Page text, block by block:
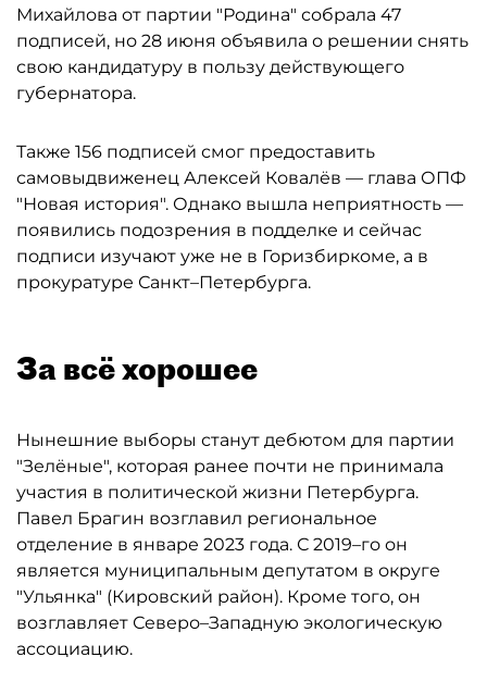
Михайлова от партии "Родина" собрала 47
подписей, но 28 июня объявила о решении снять
свою кандидатуру в пользу действующего
губернатора.
Также 156 подписей смог предоставить
самовыдвиженец Алексей Ковалёв — глава ОПФ
"Новая история". Однако вышла неприятность —
появились подозрения в подделке и сейчас
подписи изучают уже не в Горизбиркоме, а в
прокуратуре Санкт–Петербурга.
За всё хорошее
Нынешние выборы станут дебютом для партии
"Зелёные", которая ранее почти не принимала
участия в политической жизни Петербурга.
Павел Брагин возглавил региональное
отделение в январе 2023 года. С 2019–го он
является муниципальным депутатом в округе
"Ульянка" (Кировский район). Кроме того, он
возглавляет Северо–Западную экологическую
ассоциацию.